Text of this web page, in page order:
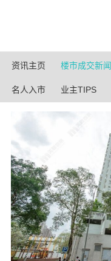
资讯主页 楼市成交新闻
名人入市 业主TIPS